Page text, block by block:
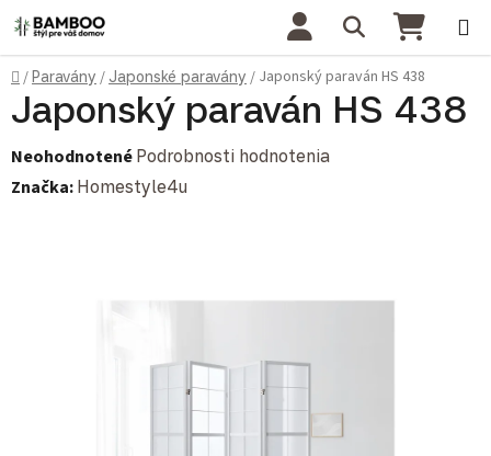
Prejsť na obsah Hľadať
Domov
/Paravány / Japonské paravány / Japonský paraván HS 438
Japonský paraván HS 438
Priemerné hodnotenie produktu je 0,0 z 5 hviezdičiek.
Neohodnotené Podrobnosti hodnotenia
Značka: Homestyle4u